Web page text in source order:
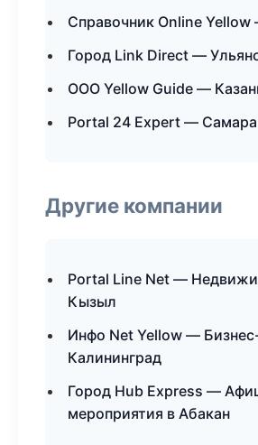
Справочник Online
Город Link Direct —
ООО Yellow Guide —
Portal 24 Expert — Самара
Другие компании
Portal Line Net —
Кызыл
Инфо Net Yellow —
Калининград
Город Hub Express —
мероприятия в Абакан